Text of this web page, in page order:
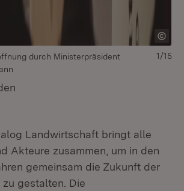
durch Ministerpräsident
1/15
Landwirtschaft bringt alle
Akteure zusammen, um in den
gemeinsam die Zukunft der
gestalten. Die